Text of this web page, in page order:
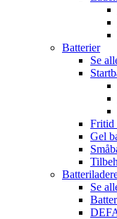
Batterier
Se
Fritid
Gel
Se